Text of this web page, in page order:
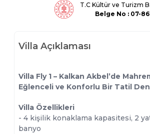
T.C Kültür ve Turizm
Belge No : 07-
Villa Açıklaması
Villa Fly 1 – Kalkan Akbel’de
Eğlenceli ve Konforlu Bir Tatil
Villa Özellikleri
- 4 kişilik konaklama kapasitesi, 2
banyo